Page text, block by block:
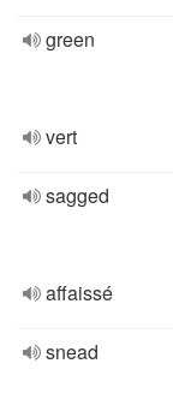
green
vert
sagged
affaissé
snead